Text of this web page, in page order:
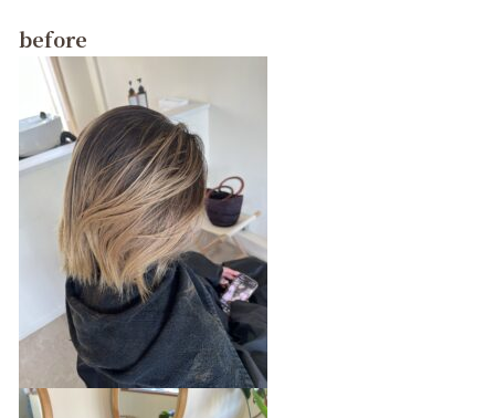
before